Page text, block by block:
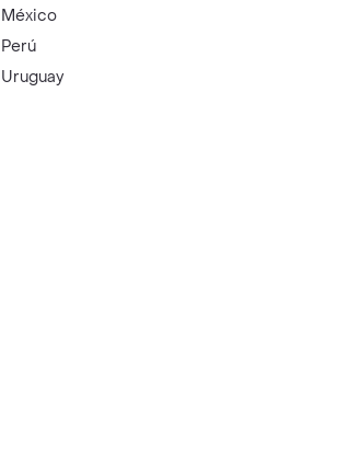
México
Perú
Uruguay